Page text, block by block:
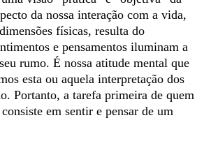
da nossa interação com a vida,
físicas, resulta do
e pensamentos iluminam a
rumo. É nossa atitude mental que
esta ou aquela interpretação dos
Portanto, a tarefa primeira de quem
em sentir e pensar de um